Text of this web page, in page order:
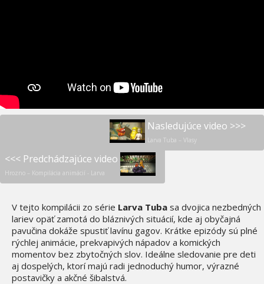
Nasledujúce video >>>
Larva Tuba – Vlasy
<<< Predchádzajúce video
Hrozno – Kompilácia animácií - Larva
V tejto kompilácii zo série Larva Tuba sa dvojica nezbedných
lariev opäť zamotá do bláznivých situácií, kde aj obyčajná
pavučina dokáže spustiť lavínu gagov. Krátke epizódy sú plné
rýchlej animácie, prekvapivých nápadov a komických
momentov bez zbytočných slov. Ideálne sledovanie pre deti
aj dospelých, ktorí majú radi jednoduchý humor, výrazné
postavičky a akčné šibalstvá.